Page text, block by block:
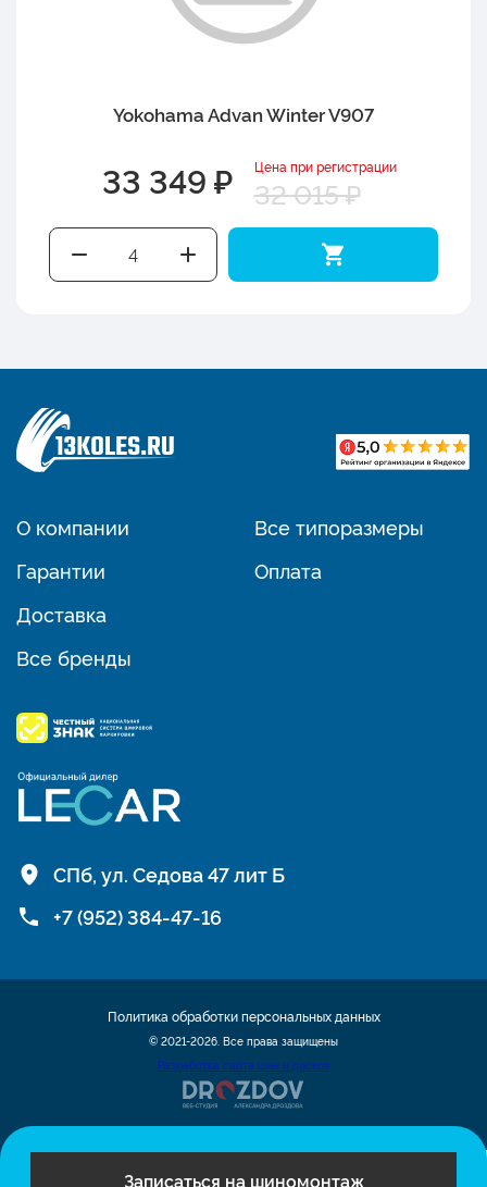
Записаться на шиномонтаж
Yokohama Advan Winter V907
33 349 ₽ Цена при регистрации
32 015 ₽
О компании
Гарантии
Доставка
Все бренды
Все типоразмеры
Оплата
СПб, ул. Седова 47 лит Б
+7 (952) 384-47-16
© 2021-2026. Все права защищены
Разработка сайта шин и дисков
Политика обработки персональных данных